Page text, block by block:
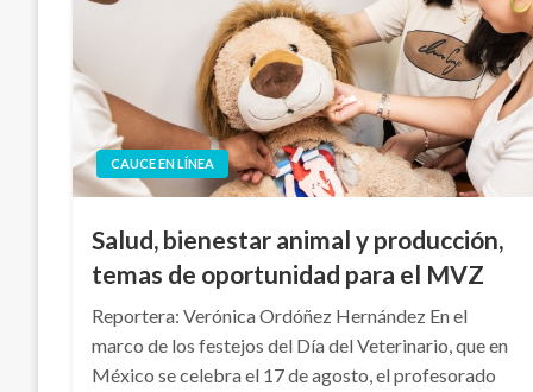
CAUCE EN LÍNEA
Salud, bienestar animal y producción,
temas de oportunidad para el MVZ
Reportera: Verónica Ordóñez Hernández En el
marco de los festejos del Día del Veterinario, que en
México se celebra el 17 de agosto, el profesorado